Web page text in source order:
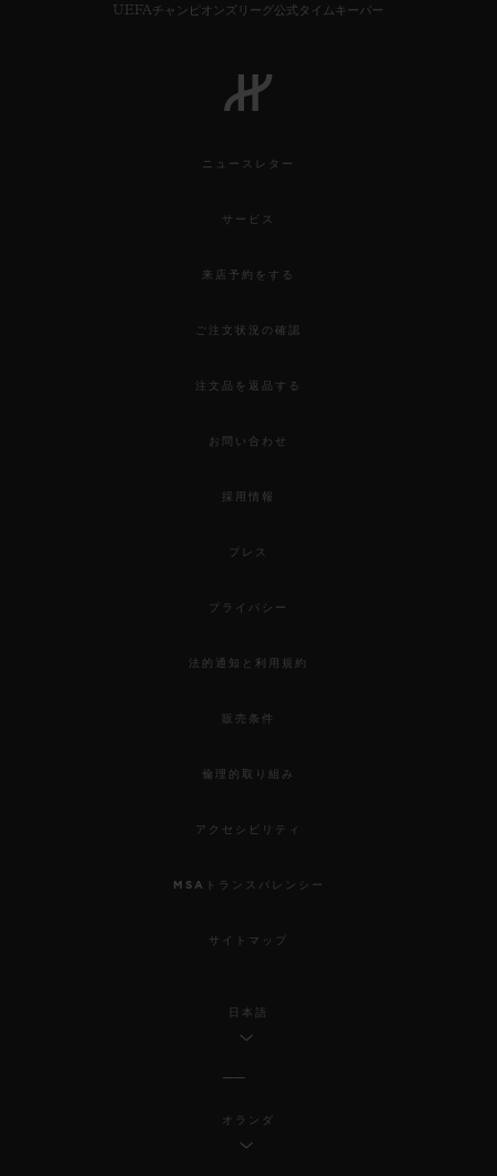
UEFAチャンピオンズリーグ公式タイムキーパー
ニュースレター
サービス
来店予約をする
ご注文状況の確認
注文品を返品する
お問い合わせ
採用情報
プレス
プライバシー
法的通知と利用規約
販売条件
倫理的取り組み
アクセシビリティ
MSAトランスパレンシー
サイトマップ
日本語
オランダ